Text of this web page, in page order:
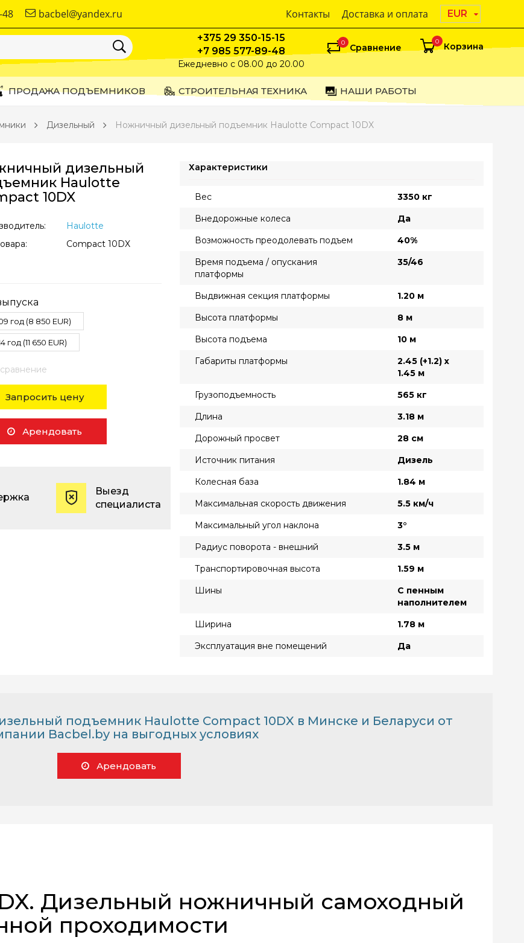
48 bacbel@yandex.ru Контакты Доставка и оплата EUR
0 Корзина
+375 29 350-15-15
+7 985 577-89-48
Ежедневно с 08.00 до 20.00
0 Сравнение
ПРОДАЖА ПОДЪЕМНИКОВ СТРОИТЕЛЬНАЯ ТЕХНИКА НАШИ РАБОТЫ
Дизельный Ножничный дизельный подъемник Haulotte Compact 10DX
дизельный
Haulotte
10DX
Haulotte
Compact 10DX
год (8 850 EUR)
год (11 650 EUR)
Запросить цену
Арендовать
Выезд
специалиста
Характеристики
Вес
3350 кг
Внедорожные колеса
Да
Возможность преодолевать подъем
40%
Время подъема / опускания
платформы
35/46
Выдвижная секция платформы
1.20 м
Высота платформы
8 м
Высота подъема
10 м
Габариты платформы
2.45 (+1.2) x
1.45 м
Грузоподъемность
565 кг
Длина
3.18 м
Дорожный просвет
28 см
Источник питания
Дизель
Колесная база
1.84 м
Максимальная скорость движения
5.5 км/ч
Максимальный угол наклона
3°
Радиус поворота - внешний
3.5 м
Транспортировочная высота
1.59 м
Шины
С пенным
наполнителем
Ширина
1.78 м
Эксплуатация вне помещений
Да
подъемник Haulotte Compact 10DX в Минске и Беларуси от
Bacbel.by на выгодных условиях
Арендовать
Дизельный ножничный самоходный
проходимости